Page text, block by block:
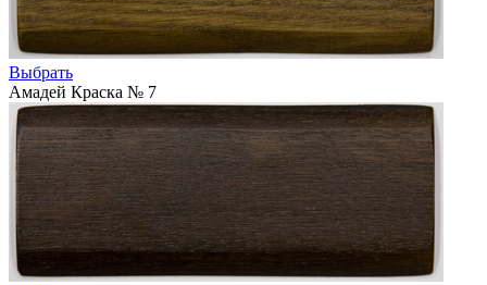
Выбрать
Амадей Краска № 7